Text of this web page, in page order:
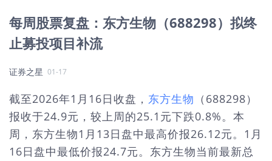
每周股票复盘：东方生物（688298）拟终
止募投项目补流
证券之星 01-17
截至2026年1月16日收盘， 东方生物 （688298）
报收于24.9元，较上周的25.1元下跌0.8%。本
周，东方生物1月13日盘中最高价报26.12元。1月
16日盘中最低价报24.7元。东方生物当前最新总